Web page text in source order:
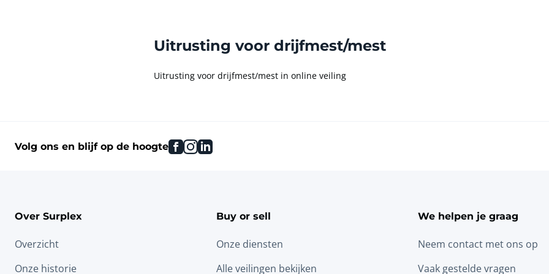
Uitrusting voor drijfmest/mest
Uitrusting voor drijfmest/mest in online veiling
Volg ons en blijf op de hoogte facebook
instagram
linkedin
Over Surplex
Overzicht
Onze historie
Buy or sell
Onze diensten
Alle veilingen bekijken
We helpen je graag
Neem contact met ons op
Vaak gestelde vragen